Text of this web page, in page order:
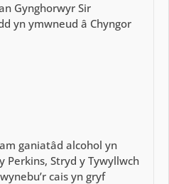
Gynghorwyr Sir
yn ymwneud â Chyngor
ganiatâd alcohol yn
Stryd y Tywyllwch
cais yn gryf